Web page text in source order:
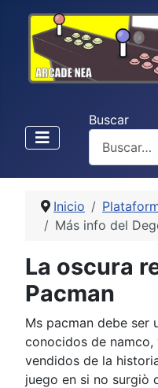
Buscar
Inicio
Más info del
La oscura
Pacman
Ms pacman debe ser
conocidos de
vendidos de la
juego en si no surgiò